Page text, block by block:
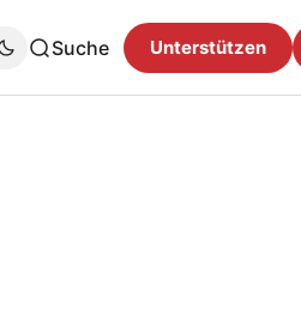
Suche Unterstützen